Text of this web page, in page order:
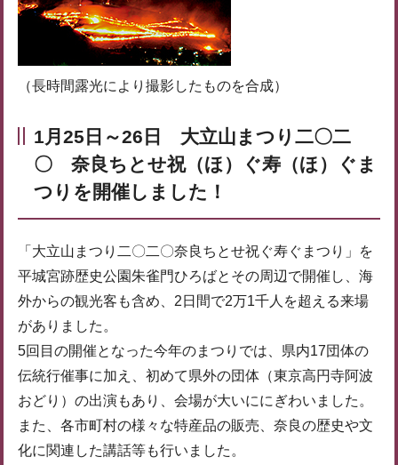
（長時間露光により撮影したものを合成）
1月25日～26日 大立山まつり二〇二
〇 奈良ちとせ祝（ほ）ぐ寿（ほ）ぐま
つりを開催しました！
「大立山まつり二〇二〇奈良ちとせ祝ぐ寿ぐまつり」を
平城宮跡歴史公園朱雀門ひろばとその周辺で開催し、海
外からの観光客も含め、2日間で2万1千人を超える来場
がありました。
5回目の開催となった今年のまつりでは、県内17団体の
伝統行催事に加え、初めて県外の団体（東京高円寺阿波
おどり）の出演もあり、会場が大いににぎわいました。
また、各市町村の様々な特産品の販売、奈良の歴史や文
化に関連した講話等も行いました。